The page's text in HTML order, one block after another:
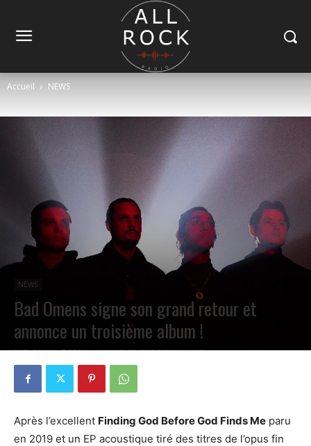
Accueil NEWS
NEWS
Bad Omens signe son grand retour et
annonce un troisième album !
PAR SACHA ZORN 12 NOVEMBRE 2021 0
Après l’excellent Finding God Before God Finds Me paru
en 2019 et un EP acoustique tiré des titres de l’opus fin